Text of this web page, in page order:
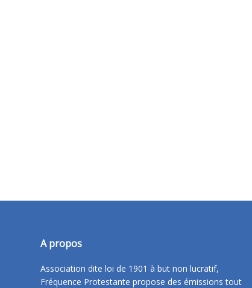
A propos
Association dite loi de 1901 à but non lucratif,
Fréquence Protestante propose des émissions tout